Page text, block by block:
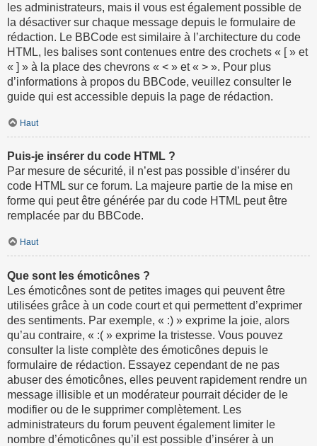
les administrateurs, mais il vous est également possible de
la désactiver sur chaque message depuis le formulaire de
rédaction. Le BBCode est similaire à l’architecture du code
HTML, les balises sont contenues entre des crochets « [ » et
« ] » à la place des chevrons « < » et « > ». Pour plus
d’informations à propos du BBCode, veuillez consulter le
guide qui est accessible depuis la page de rédaction.
Haut
Puis-je insérer du code HTML ?
Par mesure de sécurité, il n’est pas possible d’insérer du
code HTML sur ce forum. La majeure partie de la mise en
forme qui peut être générée par du code HTML peut être
remplacée par du BBCode.
Haut
Que sont les émoticônes ?
Les émoticônes sont de petites images qui peuvent être
utilisées grâce à un code court et qui permettent d’exprimer
des sentiments. Par exemple, « :) » exprime la joie, alors
qu’au contraire, « :( » exprime la tristesse. Vous pouvez
consulter la liste complète des émoticônes depuis le
formulaire de rédaction. Essayez cependant de ne pas
abuser des émoticônes, elles peuvent rapidement rendre un
message illisible et un modérateur pourrait décider de le
modifier ou de le supprimer complètement. Les
administrateurs du forum peuvent également limiter le
nombre d’émoticônes qu’il est possible d’insérer à un